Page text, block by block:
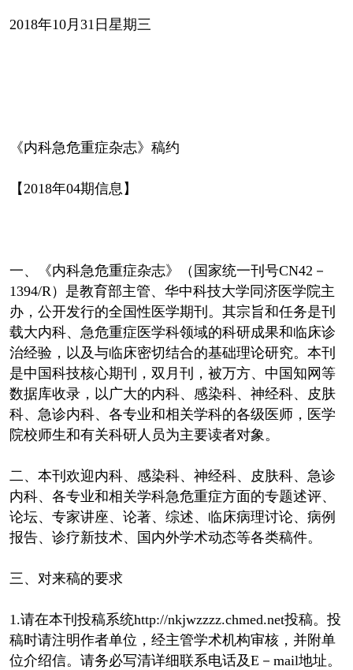
2018年10月31日星期三
《内科急危重症杂志》稿约
【2018年04期信息】
一、《内科急危重症杂志》（国家统一刊号CN42－
1394/R）是教育部主管、华中科技大学同济医学院主
办，公开发行的全国性医学期刊。其宗旨和任务是刊
载大内科、急危重症医学科领域的科研成果和临床诊
治经验，以及与临床密切结合的基础理论研究。本刊
是中国科技核心期刊，双月刊，被万方、中国知网等
数据库收录，以广大的内科、感染科、神经科、皮肤
科、急诊内科、各专业和相关学科的各级医师，医学
院校师生和有关科研人员为主要读者对象。
二、本刊欢迎内科、感染科、神经科、皮肤科、急诊
内科、各专业和相关学科急危重症方面的专题述评、
论坛、专家讲座、论著、综述、临床病理讨论、病例
报告、诊疗新技术、国内外学术动态等各类稿件。
三、对来稿的要求
1.请在本刊投稿系统http://nkjwzzzz.chmed.net投稿。投
稿时请注明作者单位，经主管学术机构审核，并附单
位介绍信。请务必写清详细联系电话及E－mail地址。